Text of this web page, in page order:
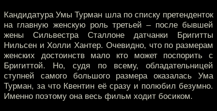
Кандидатура Умы Турман шла по списку претенденток
на главную женскую роль третьей – после бывшей
жены Сильвестра Сталлоне датчанки Бригитты
Нильсен и Холли Хантер. Очевидно, что по размерам
женских достоинств мало кто может поспорить с
Бригиттой. Но, судя по всему, обладательницей
ступней самого большого размера оказалась Ума
Турман, за что Квентин её сразу и полюбил безумно.
Именно поэтому она весь фильм ходит босиком.